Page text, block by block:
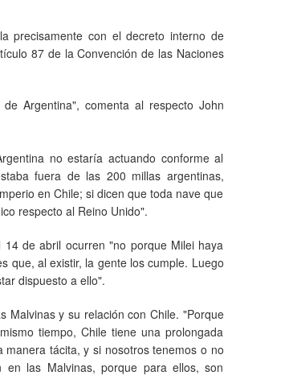
precisamente con el decreto interno de
87 de la Convención de las Naciones
Argentina", comenta al respecto John
no estaría actuando conforme al
fuera de las 200 millas argentinas,
en Chile; si dicen que toda nave que
respecto al Reino Unido".
de abril ocurren "no porque Milei haya
que, al existir, la gente los cumple. Luego
dispuesto a ello".
Malvinas y su relación con Chile. "Porque
tiempo, Chile tiene una prolongada
tácita, y si nosotros tenemos o no
las Malvinas, porque para ellos, son